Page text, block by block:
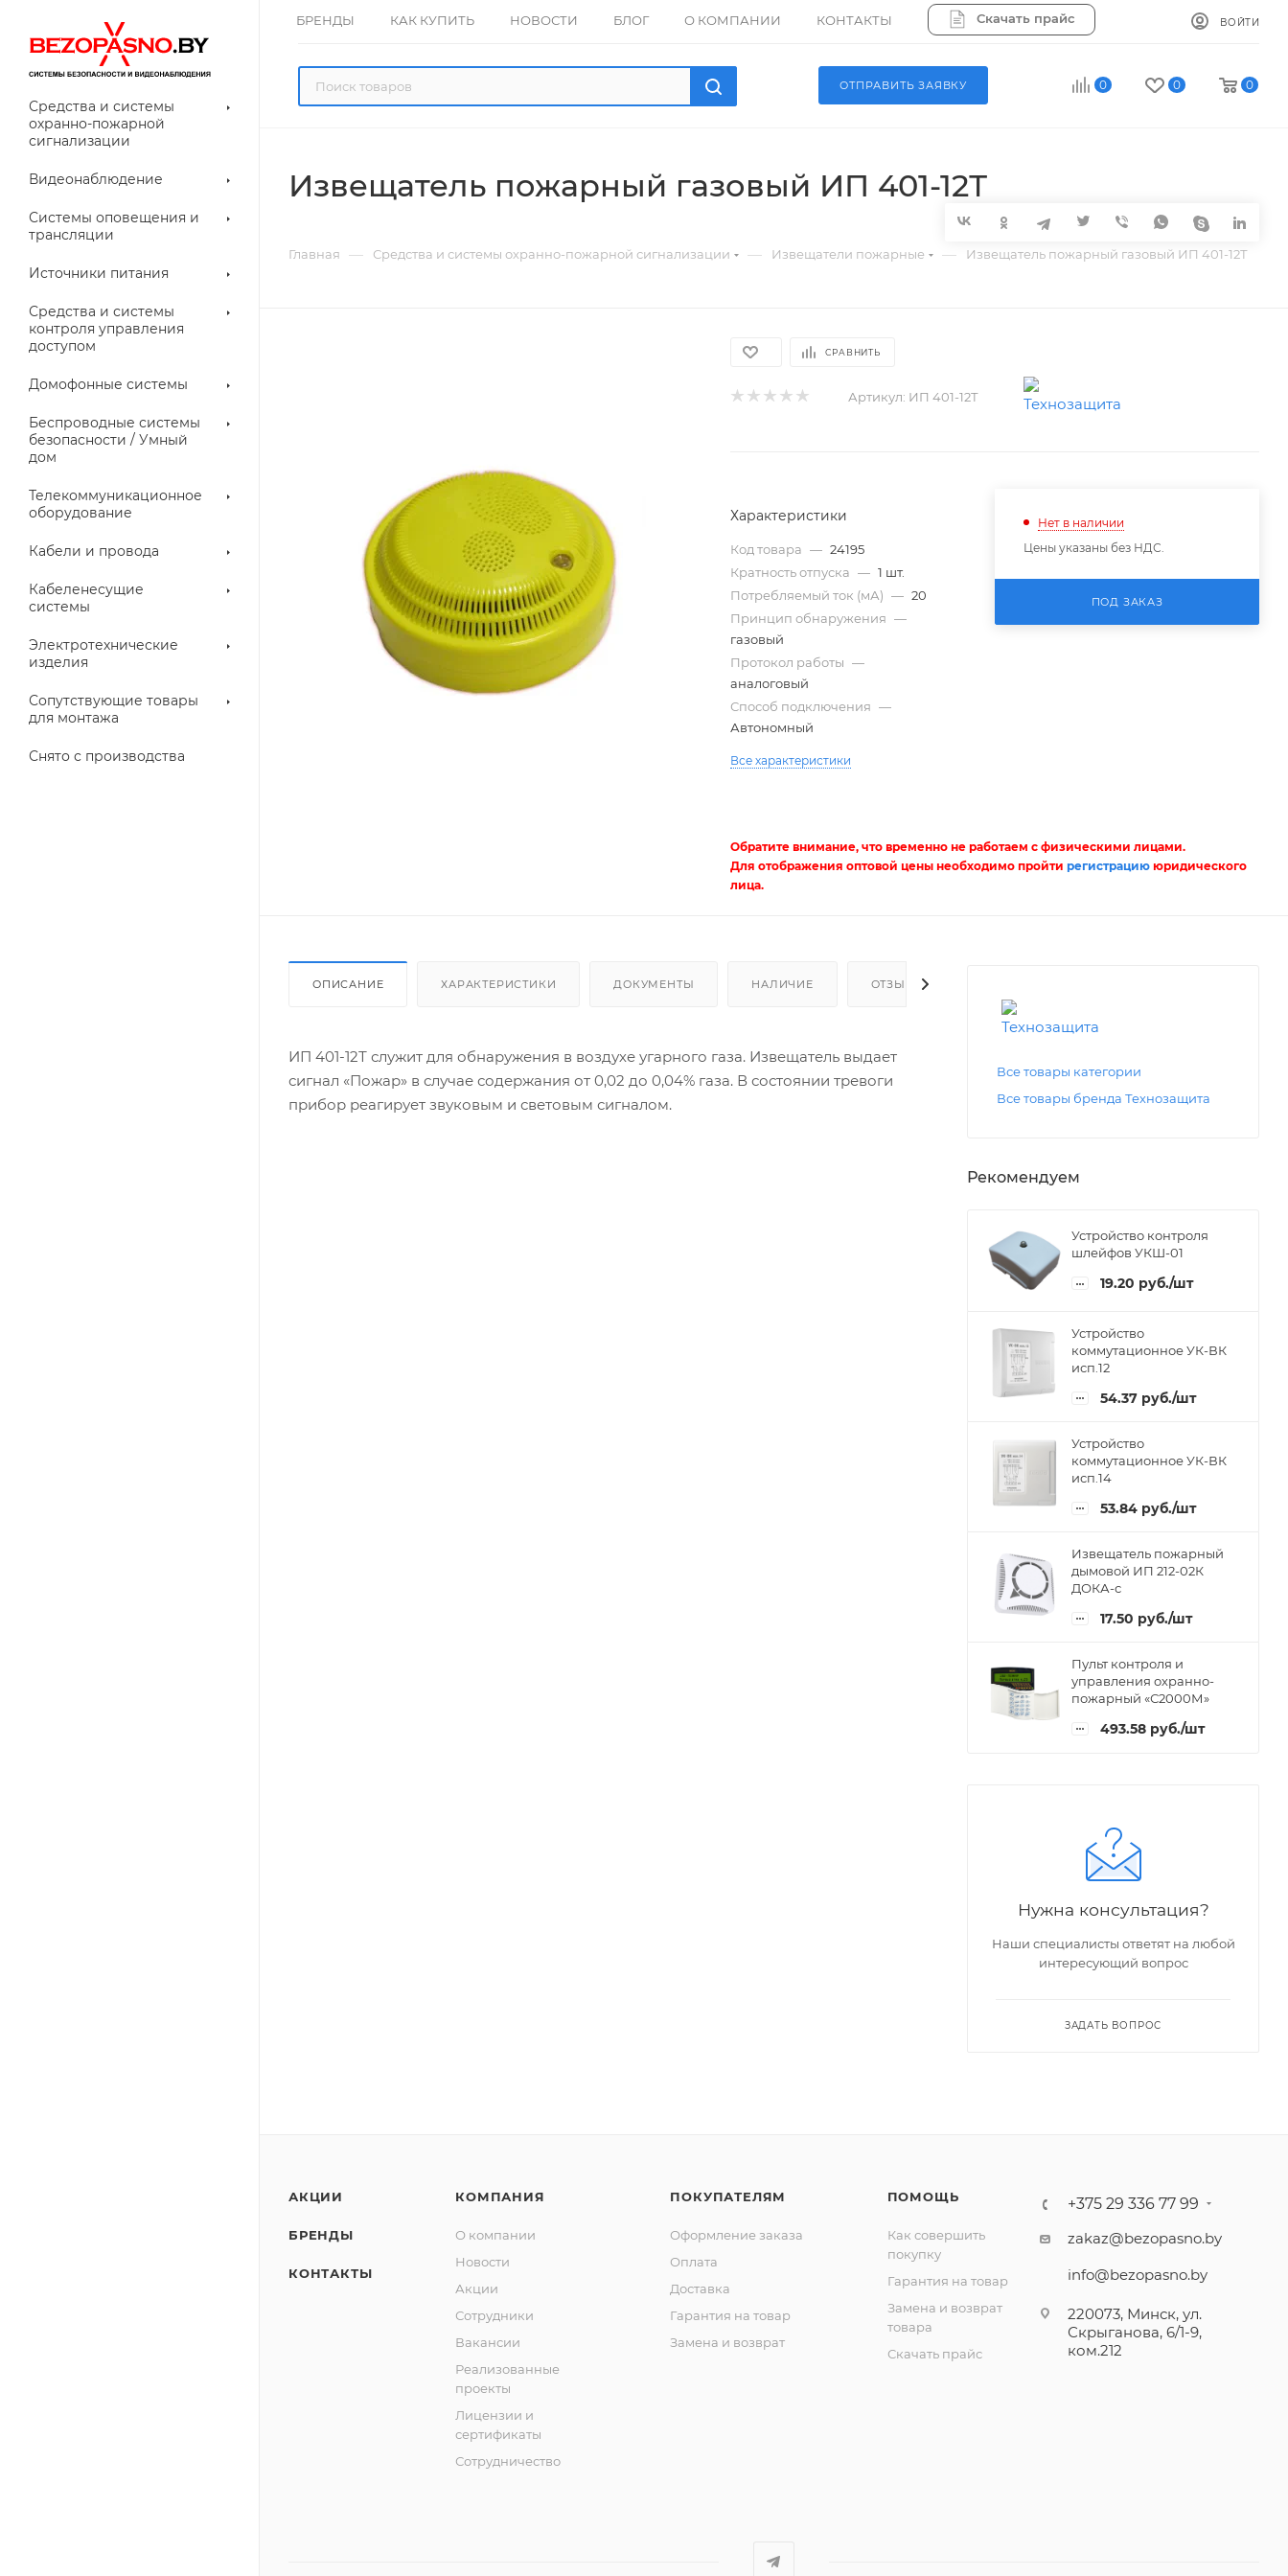
БРЕНДЫ КАК КУПИТЬ НОВОСТИ БЛОГ О КОМПАНИИ КОНТАКТЫ Скачать прайс ВОЙТИ
0 0 0
ОТПРАВИТЬ ЗАЯВКУ
Средства и системы
охранно-пожарной
сигнализации
Видеонаблюдение
для
Системы оповещения и
трансляции
указатели (табло)
Источники питания
Средства и системы
контроля управления
доступом
Домофонные системы
Беспроводные системы
безопасности / Умный
дом
Телекоммуникационное
оборудование
Кабели и провода
Кабеленесущие
системы
электротехнические
Электротехнические
изделия
Сопутствующие товары
для монтажа
Снято с производства
Извещатель пожарный газовый ИП 401-12Т
Главная — Средства и системы охранно-пожарной сигнализации — Извещатели пожарные — Извещатель пожарный газовый ИП 401-12Т
СРАВНИТЬ
Артикул: ИП 401-12Т
Характеристики
Код товара — 24195
Кратность отпуска — 1 шт.
Потребляемый ток (мА) — 20
Принцип обнаружения —
газовый
Протокол работы —
аналоговый
Способ подключения —
Автономный
Все характеристики
Нет в наличии
Цены указаны без НДС.
ПОД ЗАКАЗ
Обратите внимание, что временно не работаем с физическими лицами.
Для отображения оптовой цены необходимо пройтирегистрацию юридического
лица.
ОПИСАНИЕ ХАРАКТЕРИСТИКИ ДОКУМЕНТЫ НАЛИЧИЕ ОТЗЫВЫ
ИП 401-12Т служит для обнаружения в воздухе угарного газа. Извещатель выдает
сигнал «Пожар» в случае содержания от 0,02 до 0,04% газа. В состоянии тревоги
прибор реагирует звуковым и световым сигналом.
Все товары категории
Все товары бренда Технозащита
Рекомендуем
Устройство контроля
шлейфов УКШ-01
19.20 руб./шт
Устройство
коммутационное УК-ВК
исп.12
54.37 руб./шт
Устройство
коммутационное УК-ВК
исп.14
53.84 руб./шт
Извещатель пожарный
дымовой ИП 212-02К
ДОКА-с
17.50 руб./шт
Пульт контроля и
управления охранно-
пожарный «С2000М»
493.58 руб./шт
Нужна консультация?
Наши специалисты ответят на любой
интересующий вопрос
ЗАДАТЬ ВОПРОС
АКЦИИ
БРЕНДЫ
КОНТАКТЫ
КОМПАНИЯ
О компании
Новости
Акции
Сотрудники
Вакансии
Реализованные
проекты
Лицензии и
сертификаты
Сотрудничество
ПОКУПАТЕЛЯМ
Оформление заказа
Оплата
Доставка
Гарантия на товар
Замена и возврат
ПОМОЩЬ
Как совершить
покупку
Гарантия на товар
Замена и возврат
товара
Скачать прайс
+375 29 336 77 99
zakaz@bezopasno.by
info@bezopasno.by
220073, Минск, ул.
Скрыганова, 6/1-9,
ком.212